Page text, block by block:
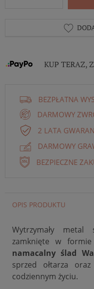
KUP TERAZ,
BEZPŁATNA
DARMOWY
2 LATA
DARMOWY
BEZPIECZNE
OPIS PRODUKTU
Wytrzymały metal
zamknięte w
namacalny ślad
sprzed ołtarza
codziennym życiu.